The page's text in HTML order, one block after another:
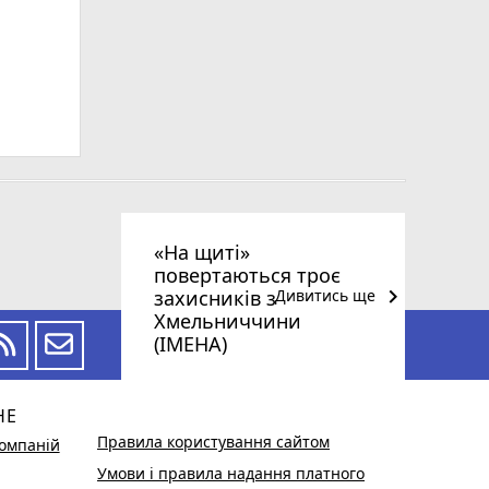
«На щиті»
повертаються троє
захисників з
Хмельниччини
(ІМЕНА)
Дивитись ще keyboard_arrow_right
Правила користування сайтом
Умови і правила надання платного